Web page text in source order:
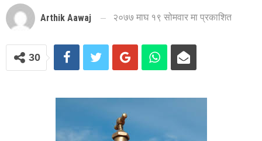
Arthik Aawaj २०७७ माघ १९ सोमवार मा प्रकाशित
30